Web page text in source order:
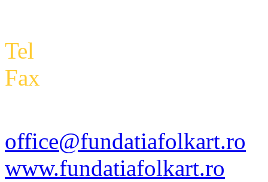
Tel
Fax
office@fundatiafolkart.ro
www.fundatiafolkart.ro